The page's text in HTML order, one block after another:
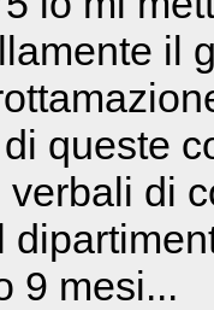
il
queste
di
9 mesi...